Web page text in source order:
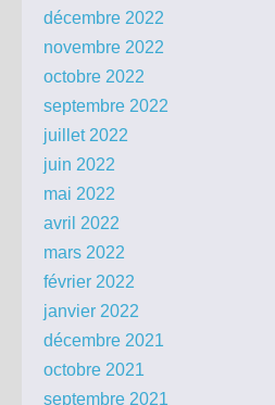
décembre 2022
novembre 2022
octobre 2022
septembre 2022
juillet 2022
juin 2022
mai 2022
avril 2022
mars 2022
février 2022
janvier 2022
décembre 2021
octobre 2021
septembre 2021